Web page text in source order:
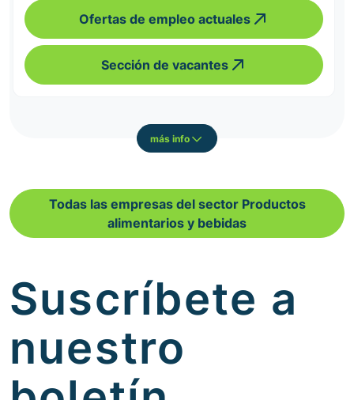
Ofertas de empleo actuales
Sección de vacantes
más info
Todas las empresas del sector Productos
alimentarios y bebidas
Suscríbete a
nuestro